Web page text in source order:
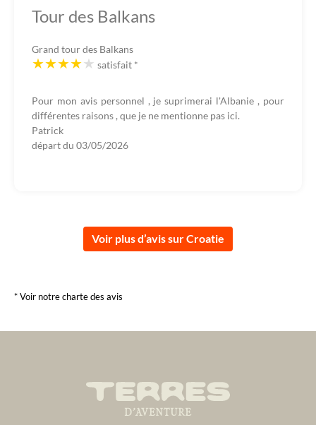
Tour des Balkans
Grand tour des Balkans
satisfait *
Pour mon avis personnel , je suprimerai l'Albanie , pour
différentes raisons , que je ne mentionne pas ici.
Patrick
départ du 03/05/2026
Voir plus d’avis sur Croatie
* Voir notre charte des avis